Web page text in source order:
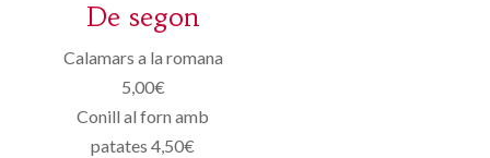
De segon
Calamars a la romana
5,00€
Conill al forn amb
patates 4,50€